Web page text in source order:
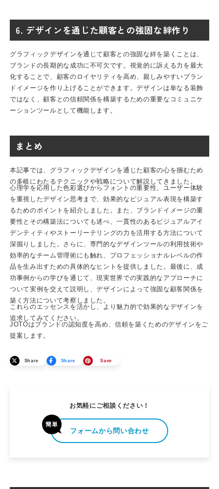
6. デザインを通じた顧客との強固な絆作り
グラフィックデザインを通じて顧客との強固な絆を築くことは、
ブランドの長期的な成功に不可欠です。視覚的に訴える力を最大
化することで、顧客のロイヤリティを高め、親しみやすいブラン
ドイメージを作り上げることができます。デザインは単なる装飾
ではなく、顧客との信頼関係を構築するための重要なコミュニケ
ーションツールとして機能します。
まとめ
本記事では、グラフィックデザインを通じた顧客の心を掴むため
の多岐にわたるテクニックや戦略について解説してきました。
心理学を応用した色彩選びからフォントの重要性、ユーザー体験
を重視したデザイン思考まで、効果的なビジュアル表現を構築す
るためのポイントを紹介しました。また、ブランドイメージの重
要性とその構築法についても述べ、一貫性のあるビジュアルアイ
デンティティやストーリーテリングの力を活用する方法について
深掘りしました。さらに、専門的なデザインツールの利用技術や
効率的なチーム管理術にも触れ、プロフェッショナルレベルの作
品を生み出すための具体的なヒントを提供しました。最後に、成
功事例からの学びを通じて、現実世界での実践的なアプローチに
ついて実例を交えて説明し、デザインによって強固な顧客関係を
築く方法について考察しました。
これらのエッセンスを活かし、より魅力的で効果的なデザインを
追求してみてください。
JOTOはブランドの認知度を高め、信頼を築くためのデザインをご
提案します。
Share Share Save
お気軽にご相談ください！
簡単
フォームから問い合わせ